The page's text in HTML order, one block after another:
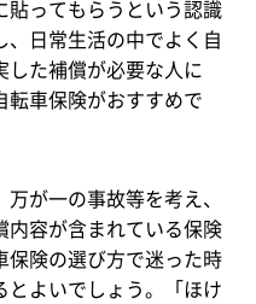
貼ってもらうという認識
日常生活の中でよく自
した補償が必要な人に
転車保険がおすすめで
が一の事故等を考え、
内容が含まれている保険
保険の選び方で迷った時
とよいでしょう。「ほけ